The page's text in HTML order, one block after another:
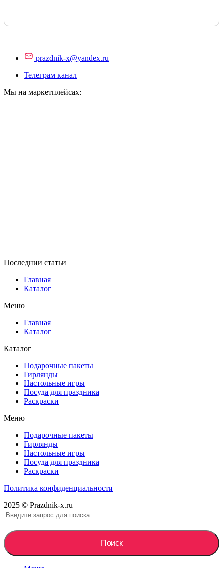
prazdnik-x@yandex.ru
Телеграм канал
Мы на маркетплейсах:
Последнии статьи
Главная
Каталог
Меню
Главная
Каталог
Каталог
Подарочные пакеты
Гирлянды
Настольные игры
Посуда для праздника
Раскраски
Меню
Подарочные пакеты
Гирлянды
Настольные игры
Посуда для праздника
Раскраски
Политика конфиденциальности
2025 © Prazdnik-x.ru
Поиск